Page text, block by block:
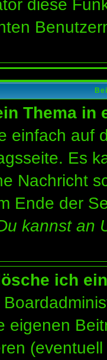
diese
Thema in
einfach auf
Es
Nachricht
Ende der
kannst an
ich
eigenen